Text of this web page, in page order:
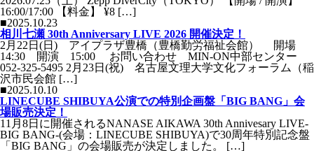
16:00/17:00 【料金】 ¥8 […]
■2025.10.23
相川七瀬 30th Anniversary LIVE 2026 開催決定！
2月22日(日) アイプラザ豊橋（豊橋勤労福祉会館） 開場
14:30 開演 15:00 お問い合わせ MIN-ON中部センター
052-325-5495 2月23日(祝) 名古屋文理大学文化フォーラム（稲
沢市民会館 […]
■2025.10.10
LINECUBE SHIBUYA公演での特別企画盤「BIG BANG」会
場販売決定！
11月8日に開催されるNANASE AIKAWA 30th Annivesary LIVE-
BIG BANG-(会場：LINECUBE SHIBUYA)で30周年特別記念盤
「BIG BANG」の会場販売が決定しました。 […]